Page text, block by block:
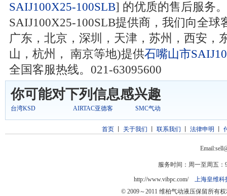
SAIJ100X25-100SLB] 的优质的售后服务
SAIJ100X25-100SLB提供商，我们向全
广东，北京，深圳，天津，苏州，西安，
山，杭州， 南京等地)提供石嘴山市
全国客服热线。021-63095600
你可能对下列信息感兴趣
台湾KSD AIRTAC亚德客 SMC气动
首页丨 关于我们 联系我们 法律申明
服务时间：周一至周五：
http://www.vibpc.com/ 上海皇维科
© 2009～2011 维柏气动液压保留所有